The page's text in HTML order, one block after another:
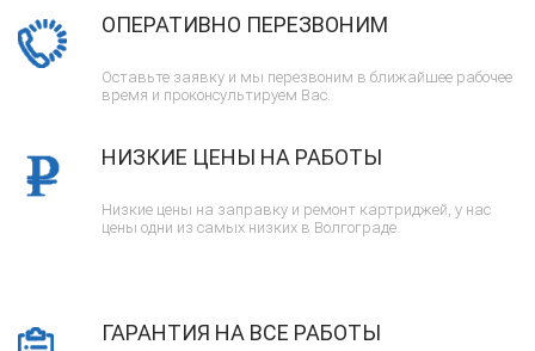
ОПЕРАТИВНО ПЕРЕЗВОНИМ
Оставьте заявку и мы перезвоним в ближайшее рабочее
время и проконсультируем Вас.
НИЗКИЕ ЦЕНЫ НА РАБОТЫ
Низкие цены на заправку и ремонт картриджей, у нас
цены одни из самых низких в Волгограде.
ГАРАНТИЯ НА ВСЕ РАБОТЫ